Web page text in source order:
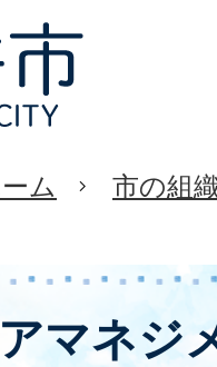
ム 市の組
マネジ